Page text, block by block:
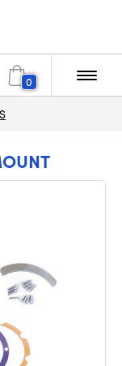
0